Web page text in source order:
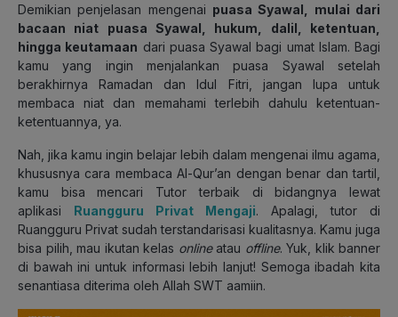
Demikian penjelasan mengenai puasa Syawal, mulai dari
bacaan niat puasa Syawal, hukum, dalil, ketentuan,
hingga keutamaan dari puasa Syawal bagi umat Islam. Bagi
kamu yang ingin menjalankan puasa Syawal setelah
berakhirnya Ramadan dan Idul Fitri, jangan lupa untuk
membaca niat dan memahami terlebih dahulu ketentuan-
ketentuannya, ya.
Nah, jika kamu ingin belajar lebih dalam mengenai ilmu agama,
khususnya cara membaca Al-Qur’an dengan benar dan tartil,
kamu bisa mencari Tutor terbaik di bidangnya lewat
aplikasi Ruangguru Privat Mengaji. Apalagi, tutor di
Ruangguru Privat sudah terstandarisasi kualitasnya. Kamu juga
bisa pilih, mau ikutan kelas online atau offline. Yuk, klik banner
di bawah ini untuk informasi lebih lanjut! Semoga ibadah kita
senantiasa diterima oleh Allah SWT aamiin.